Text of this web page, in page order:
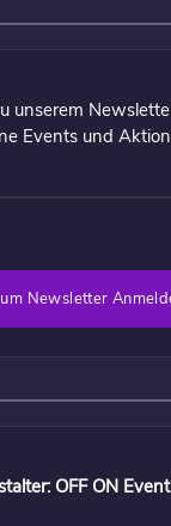
unserem
Events und
Newsletter
OFF ON